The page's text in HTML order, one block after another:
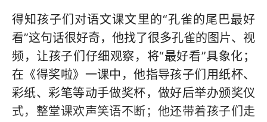
得知孩子们对语文课文里的“孔雀的尾巴最好
看”这句话很好奇，他找了很多孔雀的图片、视
频，让孩子们仔细观察，将“最好看”具象化；
在《得奖啦》一课中，他指导孩子们用纸杯、
彩纸、彩笔等动手做奖杯，做好后举办颁奖仪
式，整堂课欢声笑语不断；他还带着孩子们走